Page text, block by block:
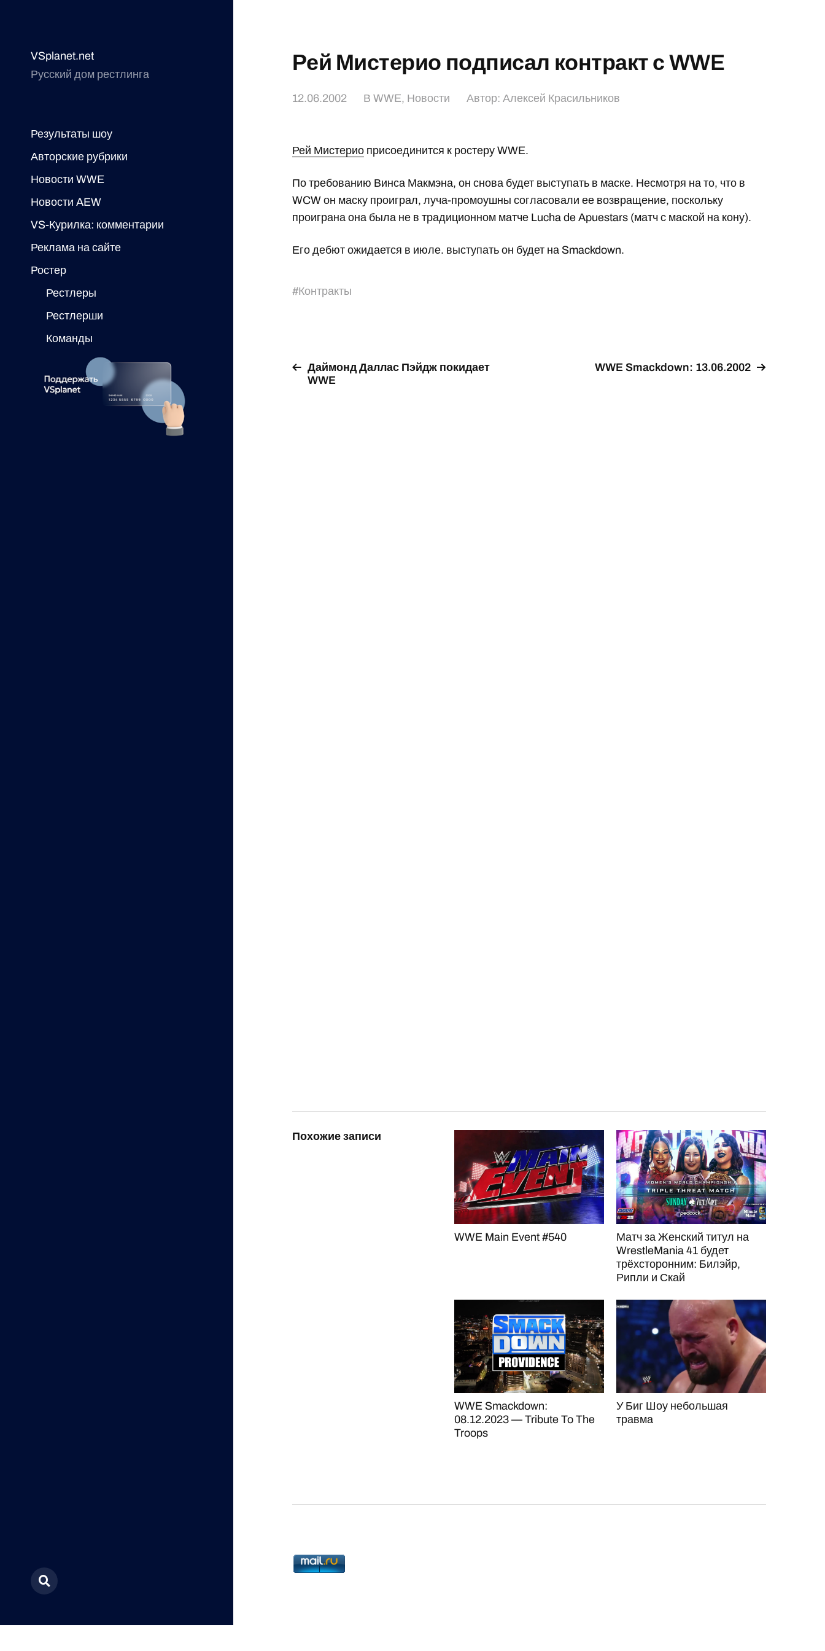
VSplanet.net
Русский дом рестлинга
Результаты шоу
Авторские рубрики
Новости WWE
Новости AEW
VS-Курилка: комментарии
Реклама на сайте
Ростер
Рестлеры
Рестлерши
Команды
Рей Мистерио подписал контракт с WWE
12.06.2002 ВWWE, Новости Автор:Алексей Красильников
Рей Мистерио присоединится к ростеру WWE.
По требованию Винса Макмэна, он снова будет выступать в маске. Несмотря на то, что в
WCW он маску проиграл, луча-промоушны согласовали ее возвращение, поскольку
проиграна она была не в традиционном матче Lucha de Apuestars (матч с маской на кону).
Его дебют ожидается в июле. выступать он будет на Smackdown.
#Контракты
Даймонд Даллас Пэйдж покидает
WWE
WWE Smackdown: 13.06.2002
Похожие записи
WWE Main Event #540
Матч за Женский титул на
WrestleMania 41 будет
трёхсторонним: Билэйр,
Рипли и Скай
WWE Smackdown:
08.12.2023 — Tribute To The
Troops
У Биг Шоу небольшая
травма